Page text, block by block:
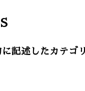
記述したカテゴ